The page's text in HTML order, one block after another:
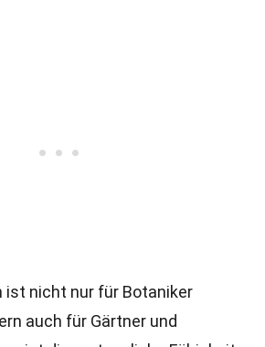
ist nicht nur für Botaniker
auch für Gärtner und